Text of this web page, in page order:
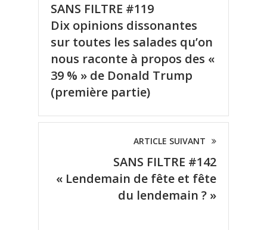
SANS FILTRE #119
Dix opinions dissonantes
sur toutes les salades qu’on
nous raconte à propos des «
39 % » de Donald Trump
(première partie)
ARTICLE SUIVANT
SANS FILTRE #142
« Lendemain de fête et fête
du lendemain ? »